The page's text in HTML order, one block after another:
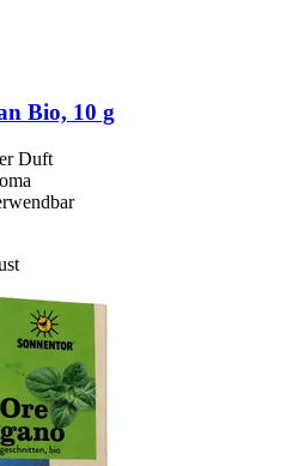
Bio, 10 g
Duft